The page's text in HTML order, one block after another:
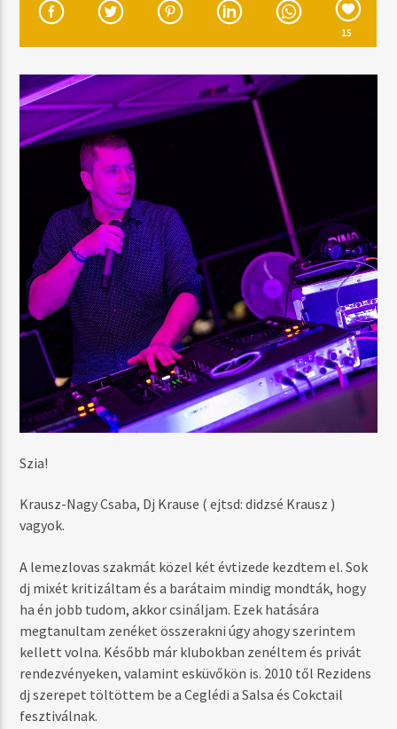
THE CLEARING (EXTENDED MIX)
MŰSOR ADÁSBAN
NIGHTTIME
00:00 05:59
Radio Brand
15
Szia!
Krausz-Nagy Csaba, Dj Krause ( ejtsd: didzsé Krausz )
vagyok.
A lemezlovas szakmát közel két évtizede kezdtem el. Sok
dj mixét kritizáltam és a barátaim mindig mondták, hogy
ha én jobb tudom, akkor csináljam. Ezek hatására
megtanultam zenéket összerakni úgy ahogy szerintem
kellett volna. Később már klubokban zenéltem és privát
rendezvényeken, valamint esküvőkön is. 2010 től Rezidens
dj szerepet töltöttem be a Ceglédi a Salsa és Cokctail
fesztiválnak.